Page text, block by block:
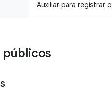
Auxiliar para registrar